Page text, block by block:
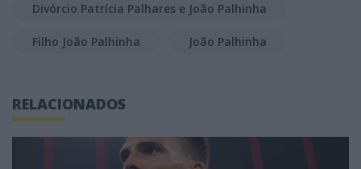
Divórcio Patrícia Palhares e João Palhinha
Filho João Palhinha João Palhinha
RELACIONADOS